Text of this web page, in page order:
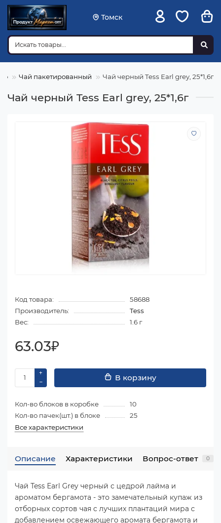
Томск
Чай пакетированный Чай черный Tess Earl grey, 25*1,6г
Чай черный Tess Earl grey, 25*1,6г
Код товара:
58688
Производитель:
Tess
Вес:
1.6 г
63.03₽
В корзину
Кол-во блоков в коробке
10
Кол-во пачек(шт.) в блоке
25
Все характеристики
Описание Характеристики Вопрос-ответ 0
Чай Tess Earl Grey черный с цедрой лайма и
ароматом бергамота - это замечательный купаж из
отборных сортов чая с лучших плантаций мира с
добавлением освежающего аромата бергамота и